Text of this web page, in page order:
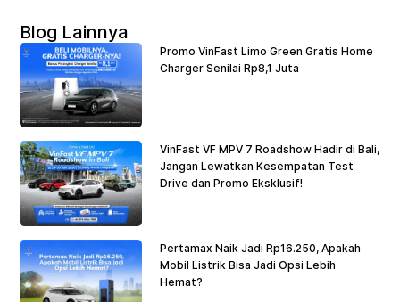
Blog Lainnya
Promo VinFast Limo Green Gratis Home
Charger Senilai Rp8,1 Juta
VinFast VF MPV 7 Roadshow Hadir di Bali,
Jangan Lewatkan Kesempatan Test
Drive dan Promo Eksklusif!
Pertamax Naik Jadi Rp16.250, Apakah
Mobil Listrik Bisa Jadi Opsi Lebih
Hemat?